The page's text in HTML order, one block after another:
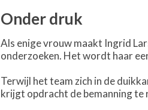
Onder druk
Als enige vrouw maakt Ingrid
onderzoeken. Het wordt haar
Terwijl het team zich in de
krijgt opdracht de bemanning te